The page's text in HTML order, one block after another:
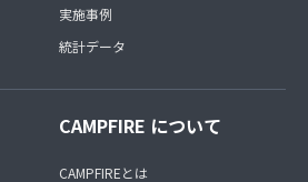
実施事例
統計データ
CAMPFIRE について
CAMPFIREとは